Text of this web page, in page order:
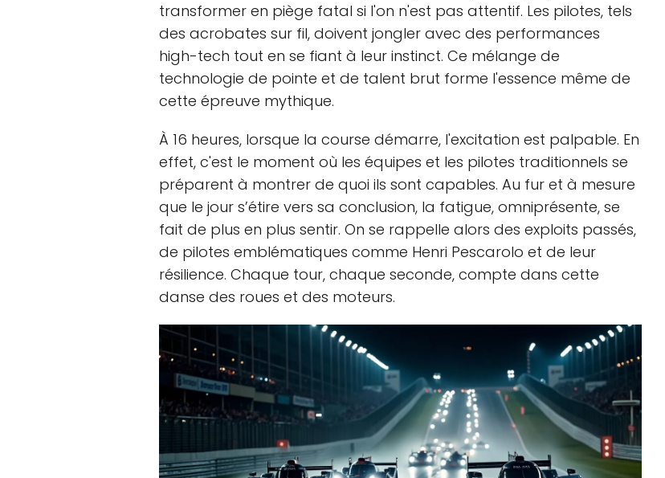
transformer en piège fatal si l'on n'est pas attentif. Les pilotes, tels
des acrobates sur fil, doivent jongler avec des performances
high-tech tout en se fiant à leur instinct. Ce mélange de
technologie de pointe et de talent brut forme l'essence même de
cette épreuve mythique.
À 16 heures, lorsque la course démarre, l'excitation est palpable. En
effet, c'est le moment où les équipes et les pilotes traditionnels se
préparent à montrer de quoi ils sont capables. Au fur et à mesure
que le jour s’étire vers sa conclusion, la fatigue, omniprésente, se
fait de plus en plus sentir. On se rappelle alors des exploits passés,
de pilotes emblématiques comme Henri Pescarolo et de leur
résilience. Chaque tour, chaque seconde, compte dans cette
danse des roues et des moteurs.